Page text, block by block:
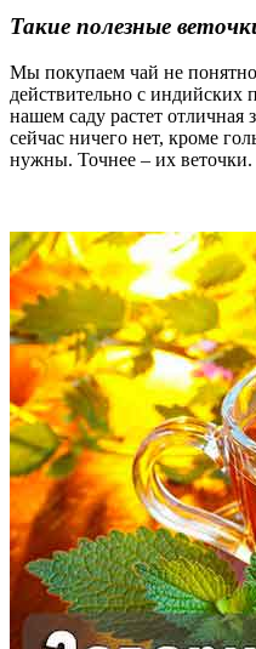
Такие полезные
Мы покупаем чай не
действительно с индийских
нашем саду растет отличная
сейчас ничего нет, кроме
нужны. Точнее – их веточки.